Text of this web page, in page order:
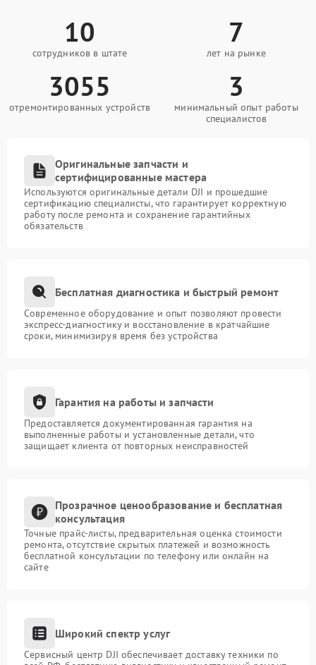
10
сотрудников в штате
7
лет на рынке
3055
отремонтированных устройств
3
минимальный опыт работы
специалистов
Оригинальные запчасти и
сертифицированные мастера
Используются оригинальные детали DJI и прошедшие
сертификацию специалисты, что гарантирует корректную
работу после ремонта и сохранение гарантийных
обязательств
Бесплатная диагностика и быстрый ремонт
Современное оборудование и опыт позволяют провести
экспресс-диагностику и восстановление в кратчайшие
сроки, минимизируя время без устройства
Гарантия на работы и запчасти
Предоставляется документированная гарантия на
выполненные работы и установленные детали, что
защищает клиента от повторных неисправностей
Прозрачное ценообразование и бесплатная
консультация
Точные прайс-листы, предварительная оценка стоимости
ремонта, отсутствие скрытых платежей и возможность
бесплатной консультации по телефону или онлайн на
сайте
Широкий спектр услуг
Сервисный центр DJI обеспечивает доставку техники по